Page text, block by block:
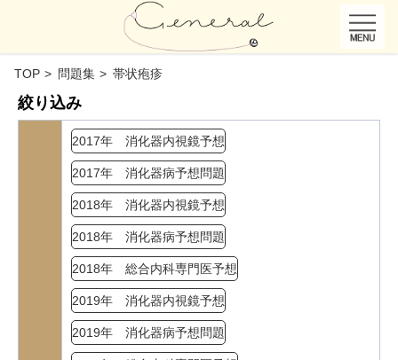
TOP 問題集 帯状疱疹
絞り込み
2017年 消化器内視鏡予想
2017年 消化器病予想問題
2018年 消化器内視鏡予想
2018年 消化器病予想問題
2018年 総合内科専門医予想
2019年 消化器内視鏡予想
2019年 消化器病予想問題